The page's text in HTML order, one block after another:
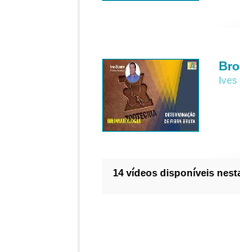
Ives
14 vídeos disponíveis